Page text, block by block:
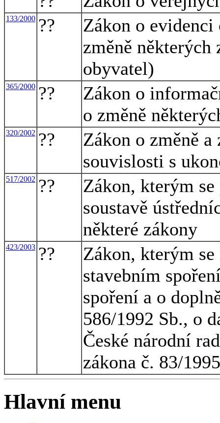
133/2000 ??
Zákon o
změně některých
obyvatel)
365/2000 ??
Zákon o
o změně
320/2002 ??
Zákon o změně
souvislosti s
517/2002 ??
Zákon, kterým
soustavě
některé zákony
423/2003 ??
Zákon, kterým
stavebním
spoření a o
586/1992 Sb., o
České národní
zákona č. 83/
Hlavní menu